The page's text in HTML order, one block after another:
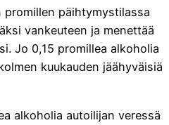
promillen päihtymystilassa
vankeuteen ja menettää
Jo 0,15 promillea alkoholia
kuukauden jäähyväisiä
alkoholia autoilijan veressä